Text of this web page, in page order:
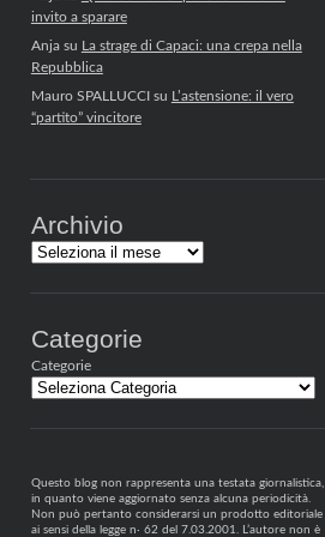
invito a sparare
Anjasu La strage di Capaci: una crepa nella
Repubblica
Mauro SPALLUCCI su L’astensione: il vero
“partito” vincitore
Archivio
Archivi
Categorie
Categorie
Questo blog non rappresenta una testata giornalistica,
in quanto viene aggiornato senza alcuna periodicità.
Non può pertanto considerarsi un prodotto editoriale
ai sensi della legge n· 62 del 7.03.2001. L’autore non è